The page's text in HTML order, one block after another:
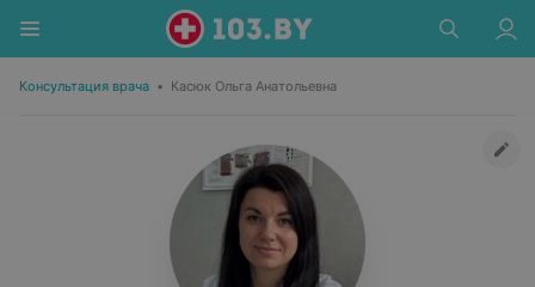
Консультация врача • Касюк Ольга Анатольевна